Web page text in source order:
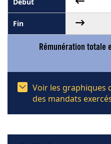
Rémunération totale
Voir les graphiques
des mandats